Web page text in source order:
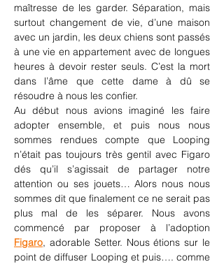
maîtresse de les garder. Séparation, mais
surtout changement de vie, d’une maison
avec un jardin, les deux chiens sont passés
à une vie en appartement avec de longues
heures à devoir rester seuls. C’est la mort
dans l’âme que cette dame à dû se
résoudre à nous les confier.
Au début nous avions imaginé les faire
adopter ensemble, et puis nous nous
sommes rendues compte que Looping
n’était pas toujours très gentil avec Figaro
dés qu’il s’agissait de partager notre
attention ou ses jouets… Alors nous nous
sommes dit que finalement ce ne serait pas
plus mal de les séparer. Nous avons
Figaro, adorable Setter. Nous étions sur le
point de diffuser Looping et puis…. comme